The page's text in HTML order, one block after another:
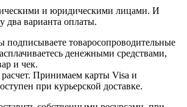
и юридическими лицами. И
два варианта оплаты.
товаросопроводительные
денежными средствами,
и чек.
Принимаем карты Visa и
при курьерской доставке.